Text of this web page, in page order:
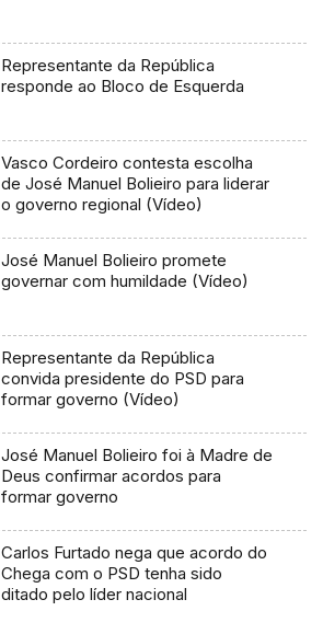
Representante da República
responde ao Bloco de Esquerda
Vasco Cordeiro contesta escolha
de José Manuel Bolieiro para liderar
o governo regional (Vídeo)
José Manuel Bolieiro promete
governar com humildade (Vídeo)
Representante da República
convida presidente do PSD para
formar governo (Vídeo)
José Manuel Bolieiro foi à Madre de
Deus confirmar acordos para
formar governo
Carlos Furtado nega que acordo do
Chega com o PSD tenha sido
ditado pelo líder nacional